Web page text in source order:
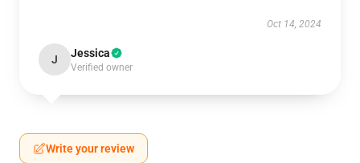
Oct 14, 2024
J Jessica
Verified owner
Write your review